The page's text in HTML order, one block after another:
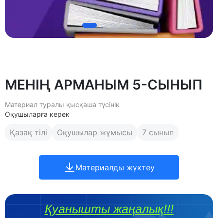
МЕНІҢ АРМАНЫМ 5-СЫНЫП
Материал туралы қысқаша түсінік
Оқушыларға керек
Қазақ тілі Оқушылар жұмысы 7 сынып
Материалды жүктеу
Қуанышты жаңалық!!!